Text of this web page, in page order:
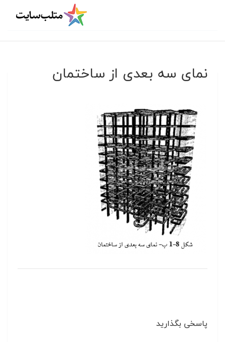
نمای سه بعدی از ساختمان
پاسخی بگذارید